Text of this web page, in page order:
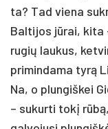
ta? Tad vie­na
Bal­ti­jos jūrai, ki­ta
ru­gių lau­kus,
primindama tyrą
Na, o plun­giš­kei
– su­kur­ti tokį